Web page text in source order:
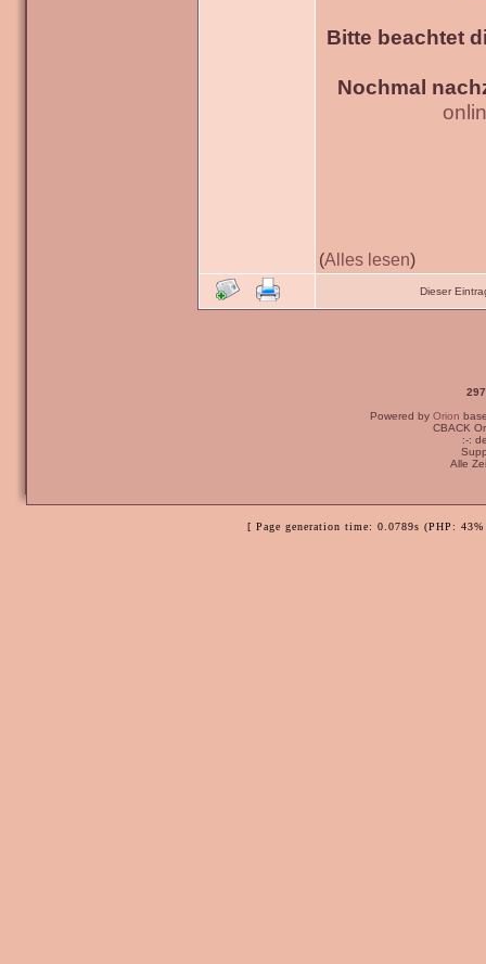
Bitte beachtet
Nochmal
(Alles lesen)
Dieser
Powered by Orion
CBACK
:-:
Alle
[ Page generation time: 0.0789s (PHP: